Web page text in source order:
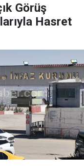
Görüş
Hasret